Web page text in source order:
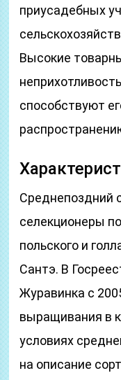
приусадебных
Высокие
способствуют
Среднепоздний
селекционеры
польского и
Сантэ. В
Журавинка с
выращивания в
условиях
на описание